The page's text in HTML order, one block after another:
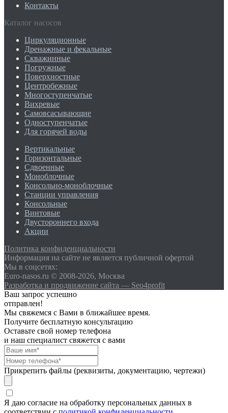
Контакты
Каталог насосов
Циркуляционные
Дренажные и фекальные
Скважинные
Погружные
Поверхностные
Центробежные
Многоступенчатые
Вихревые
Самовсасывающие
Одноступенчатые
Для горячей воды
Вертикальные
Горизонтальные
Сдвоенные
Моноблочные
Консольно-моноблочные
Станции управления
Консольные
Винтовые
Двустороннего входа
Акции
Политика конфиденциальности
Информация на сайте не является публичной офертой
Мы в соцсетях:
Euro-nasos.ru © 2008-2026, Москва
Разработка и продвижение сайта — Seo4profit
Ваш запрос успешно
отправлен!
Мы свяжемся с Вами в ближайшее время.
Получите бесплатную консультацию
Оставьте свой номер телефона
и наш специалист свяжется с вами
Прикрепить файлы (реквизиты, документацию, чертежи)
Я даю согласие на обработку персональных данных в